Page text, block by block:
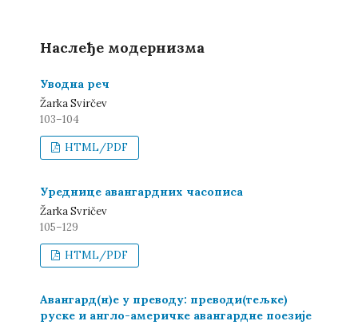
Наслеђе модернизма
Уводна реч
Žarka Svirčev
103–104
HTML/PDF
Уреднице авангардних часописа
Žarka Svričev
105–129
HTML/PDF
Авангард(н)е у преводу: преводи(тељке)
руске и англо-америчке авангардне поезије